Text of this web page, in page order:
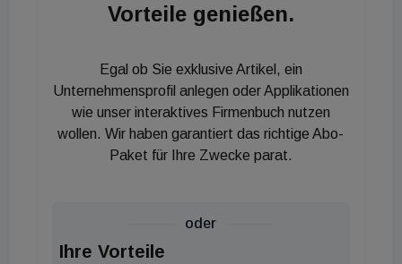
Vorteile genießen.
Egal ob Sie exklusive Artikel, ein
Unternehmensprofil anlegen oder Applikationen
wie unser interaktives Firmenbuch nutzen
wollen. Wir haben garantiert das richtige Abo-
Paket für Ihre Zwecke parat.
oder
Ihre Vorteile